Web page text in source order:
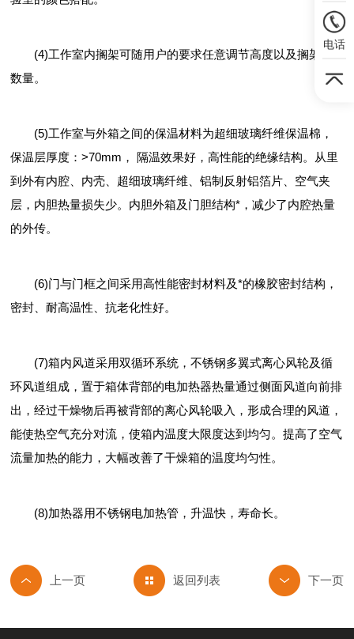
(4)工作室内搁架可随用户的要求任意调节高度以及搁架的
数量。
(5)工作室与外箱之间的保温材料为超细玻璃纤维保温棉，
保温层厚度：>70mm， 隔温效果好，高性能的绝缘结构。从里
到外有内腔、内壳、超细玻璃纤维、铝制反射铝箔片、空气夹
层，内胆热量损失少。内胆外箱及门胆结构*，减少了内腔热量
的外传。
(6)门与门框之间采用高性能密封材料及*的橡胶密封结构，
密封、耐高温性、抗老化性好。
(7)箱内风道采用双循环系统，不锈钢多翼式离心风轮及循
环风道组成，置于箱体背部的电加热器热量通过侧面风道向前排
出，经过干燥物后再被背部的离心风轮吸入，形成合理的风道，
能使热空气充分对流，使箱内温度大限度达到均匀。提高了空气
流量加热的能力，大幅改善了干燥箱的温度均匀性。
(8)加热器用不锈钢电加热管，升温快，寿命长。
返回列表
电话